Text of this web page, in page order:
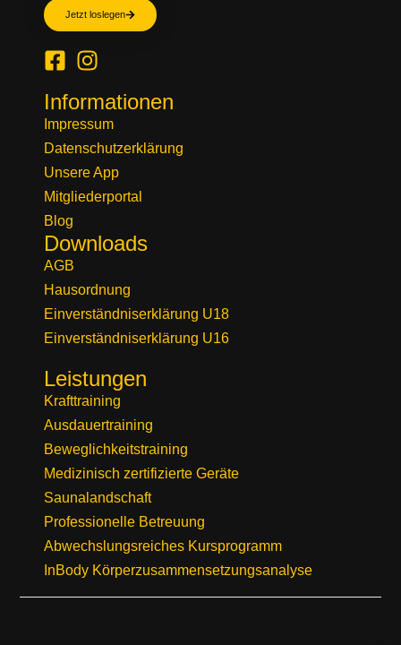
Jetzt loslegen
Informationen
Impressum
Datenschutzerklärung
Unsere App
Mitgliederportal
Blog
Downloads
AGB
Hausordnung
Einverständniserklärung U18
Einverständniserklärung U16
Leistungen
Krafttraining
Ausdauertraining
Beweglichkeitstraining
Medizinisch zertifizierte Geräte
Saunalandschaft
Professionelle Betreuung
Abwechslungsreiches Kursprogramm
InBody Körperzusammensetzungsanalyse